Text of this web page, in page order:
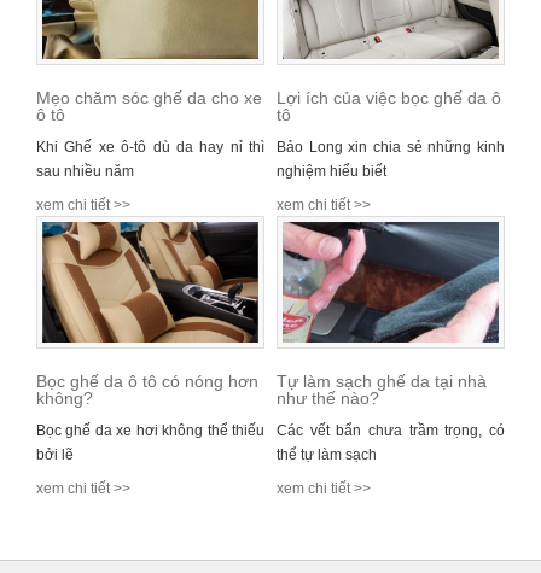
Mẹo chăm sóc ghế da cho xe
ô tô
Khi Ghế xe ô-tô dù da hay nỉ thì
sau nhiều năm
xem chi tiết >>
Lợi ích của việc bọc ghế da ô
tô
Bảo Long xin chia sẻ những kinh
nghiệm hiểu biết
xem chi tiết >>
Bọc ghế da ô tô có nóng hơn
không?
Bọc ghế da xe hơi không thể thiếu
bởi lẽ
xem chi tiết >>
Tự làm sạch ghế da tại nhà
như thế nào?
Các vết bẩn chưa trầm trọng, có
thể tự làm sạch
xem chi tiết >>